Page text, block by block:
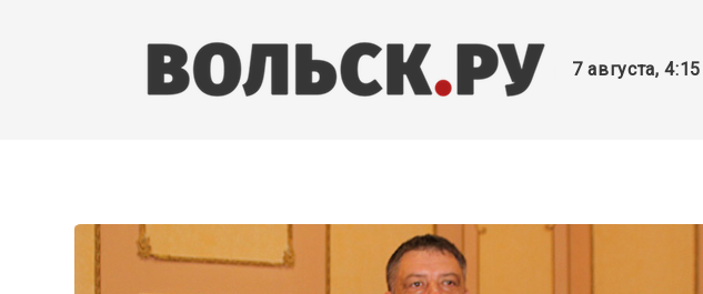
7 августа, 4:15